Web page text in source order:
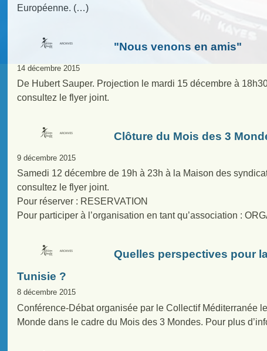
Européenne. (…)
"Nous venons en amis"
14 décembre 2015
De Hubert Sauper. Projection le mardi 15 décembre à
consultez le flyer joint.
Clôture du Mois des 3
9 décembre 2015
Samedi 12 décembre de 19h à 23h à la Maison des
consultez le flyer joint.
Pour réserver : RESERVATION
Pour participer à l’organisation en tant qu’association :
Quelles perspectives pour
Tunisie ?
8 décembre 2015
Conférence-Débat organisée par le Collectif Méditerranée
Monde dans le cadre du Mois des 3 Mondes. Pour plus